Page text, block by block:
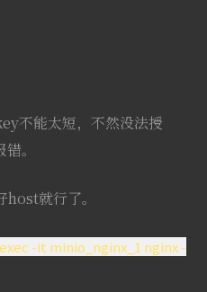
不能太短，不然没法授
。
就行了。
-it minio_nginx_1 nginx -